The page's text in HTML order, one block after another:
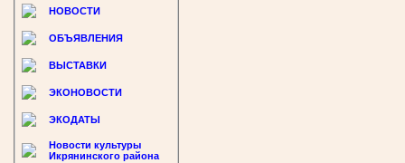
НОВОСТИ
ОБЪЯВЛЕНИЯ
ВЫСТАВКИ
ЭКОНОВОСТИ
ЭКОДАТЫ
Новости культуры
Икрянинского района